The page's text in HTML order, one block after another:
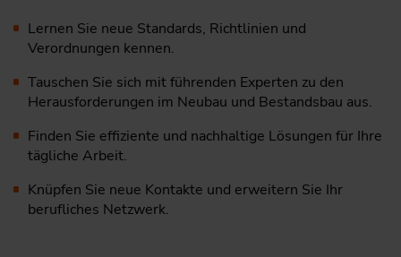
Lernen Sie neue Standards, Richtlinien und
Verordnungen kennen.
Tauschen Sie sich mit führenden Experten zu den
Herausforderungen im Neubau und Bestandsbau aus.
Finden Sie effiziente und nachhaltige Lösungen für Ihre
tägliche Arbeit.
Knüpfen Sie neue Kontakte und erweitern Sie Ihr
berufliches Netzwerk.